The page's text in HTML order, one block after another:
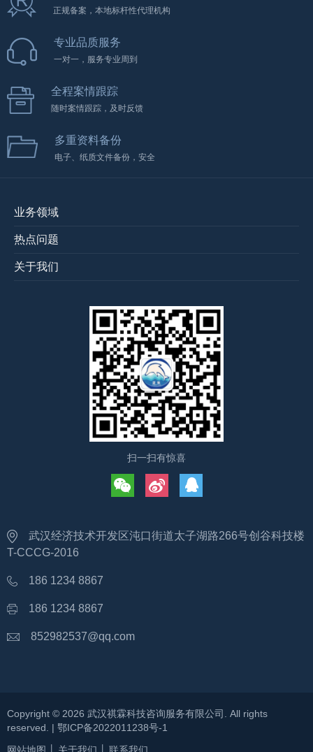
正规备案，本地标杆性代理机构
专业品质服务
一对一，服务专业周到
全程案情跟踪
随时案情跟踪，及时反馈
多重资料备份
电子、纸质文件备份，安全
业务领域
热点问题
关于我们
扫一扫有惊喜
武汉经济技术开发区沌口街道太子湖路266号创谷科技楼
T-CCCG-2016
186 1234 8867
186 1234 8867
852982537@qq.com
Copyright © 2026 武汉祺霖科技咨询服务有限公司
. All rights
reserved. | 鄂ICP备2022011238号-1
网站地图
关于我们 联系我们